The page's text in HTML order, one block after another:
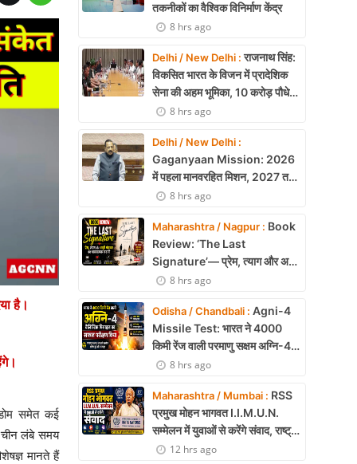
है।
समेत कई
चीन लंबे समय
मानते हैं
तकनीकों का वैश्विक विनिर्माण केंद्र
8 hrs ago
Delhi / New Delhi :राजनाथ सिंह:
विकसित भारत के विजन में प्रादेशिक
सेना की अहम भूमिका, 10 करोड़ पौधे
लगाने का रिकॉर्ड
8 hrs ago
Delhi / New Delhi :
Gaganyaan Mission: 2026
में पहला मानवरहित मिशन, 2027 तक
अंतरिक्ष में जाएगा पहला भारतीय दल
8 hrs ago
Maharashtra / Nagpur : Book
Review: ‘The Last
Signature’— प्रेम, त्याग और अधूरी
मोहब्बत की भावनात्मक कहानी
8 hrs ago
Odisha / Chandbali : Agni-4
Missile Test: भारत ने 4000
किमी रेंज वाली परमाणु सक्षम अग्नि-4
बैलिस्टिक मिसाइल का सफल परीक्षण,
8 hrs ago
Maharashtra / Mumbai : RSS
प्रमुख मोहन भागवत I.I.M.U.N.
सम्मेलन में युवाओं से करेंगे संवाद, राष्ट्र
निर्माण और नेतृत्व पर रखेंगे विचार
12 hrs ago